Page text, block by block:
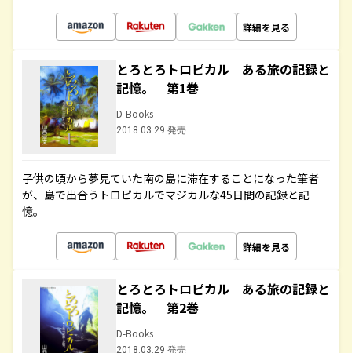
詳細を見る
とろとろトロピカル ある旅の記録と
記憶。 第1巻
D-Books
2018.03.29 発売
子供の頃から夢見ていた南の島に滞在することになった筆者
が、島で出合うトロピカルでマジカルな45日間の記録と記
憶。
詳細を見る
とろとろトロピカル ある旅の記録と
記憶。 第2巻
D-Books
2018.03.29 発売